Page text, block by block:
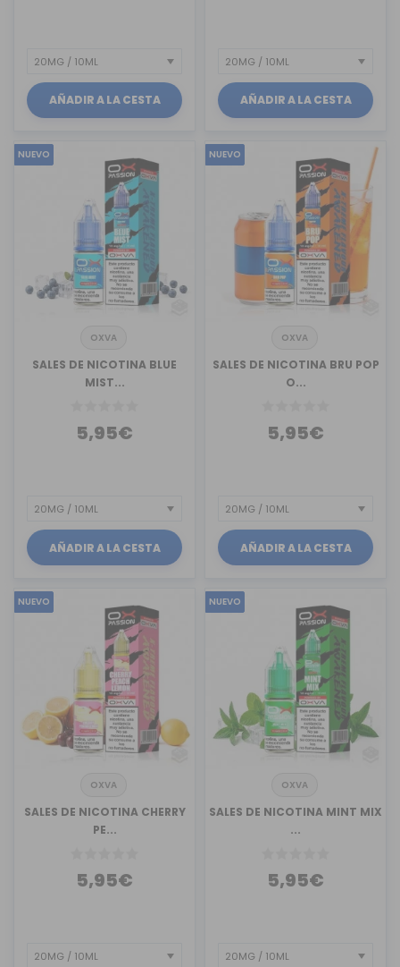
AÑADIR A LA CESTA AÑADIR A LA CESTA
NUEVO
OXVA
SALES DE NICOTINA BLUE
MIST...
5,95€
AÑADIR A LA CESTA
NUEVO
OXVA
SALES DE NICOTINA BRU POP
O...
5,95€
AÑADIR A LA CESTA
NUEVO
OXVA
SALES DE NICOTINA CHERRY
PE...
5,95€
NUEVO
OXVA
SALES DE NICOTINA MINT MIX
...
5,95€